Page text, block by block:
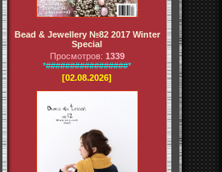
Bead & Jewellery №82 2017 Winter
Special
Просмотров: 1339
*#################*
[02.08.2026]